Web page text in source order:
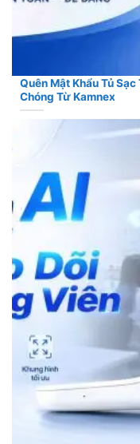
Quên Mật Khẩu Tủ
Chóng Từ Kamnex